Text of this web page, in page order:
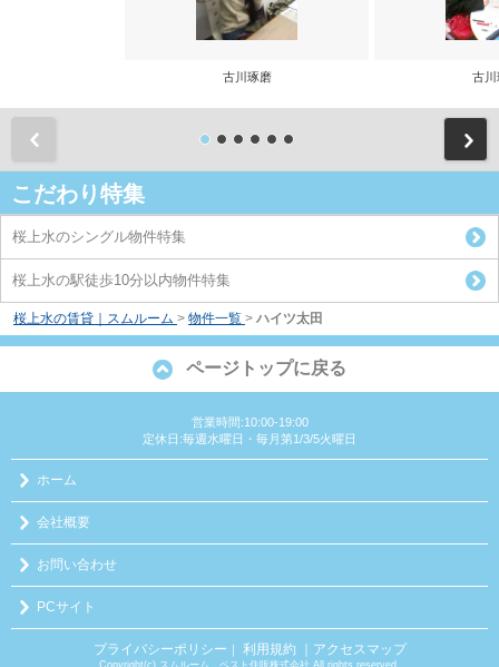
古川琢磨 古川
こだわり特集
桜上水のシングル物件特集
桜上水の駅徒歩10分以内物件特集
桜上水の賃貸｜スムルーム > 物件一覧 > ハイツ太田
ページトップに戻る
営業時間:10:00-19:00
定休日:毎週水曜日・毎月第1/3/5火曜日
ホーム
会社概要
お問い合わせ
PCサイト
プライバシーポリシー 利用規約 ｜アクセスマップ